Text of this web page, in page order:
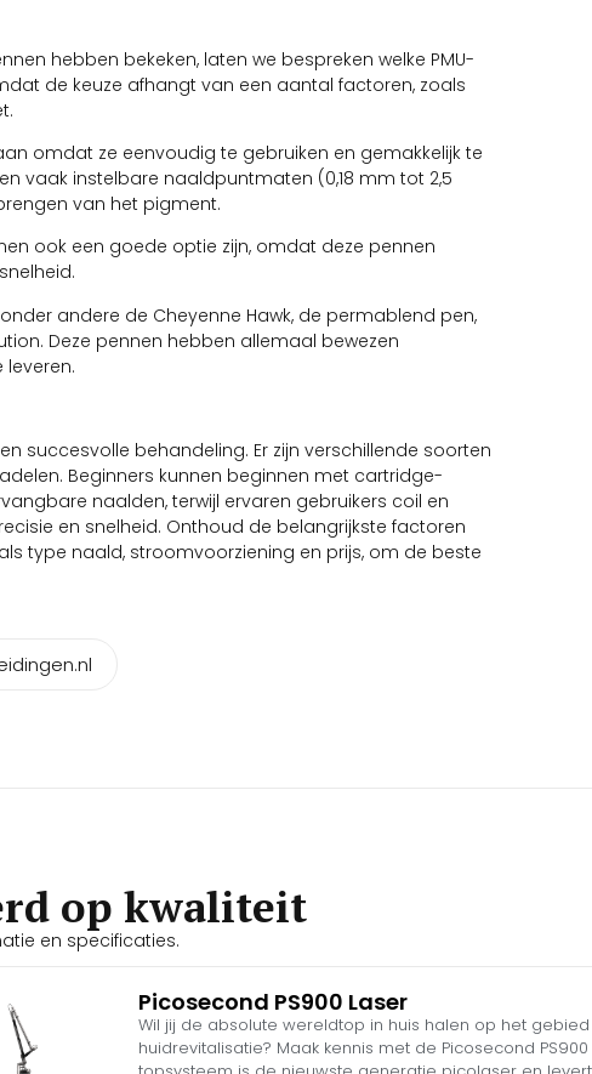
hebben bekeken, laten we bespreken welke PMU-
de keuze afhangt van een aantal factoren, zoals
omdat ze eenvoudig te gebruiken en gemakkelijk te
vaak instelbare naaldpuntmaten (0,18 mm tot 2,5
van het pigment.
ook een goede optie zijn, omdat deze pennen
andere de Cheyenne Hawk, de permablend pen,
Deze pennen hebben allemaal bewezen
succesvolle behandeling. Er zijn verschillende soorten
Beginners kunnen beginnen met cartridge-
naalden, terwijl ervaren gebruikers coil en
en snelheid. Onthoud de belangrijkste factoren
type naald, stroomvoorziening en prijs, om de beste
op kwaliteit
en specificaties.
Picosecond PS900 Laser
Wil jij de absolute wereldtop in huis halen op het
huidrevitalisatie? Maak kennis met de Picosecond